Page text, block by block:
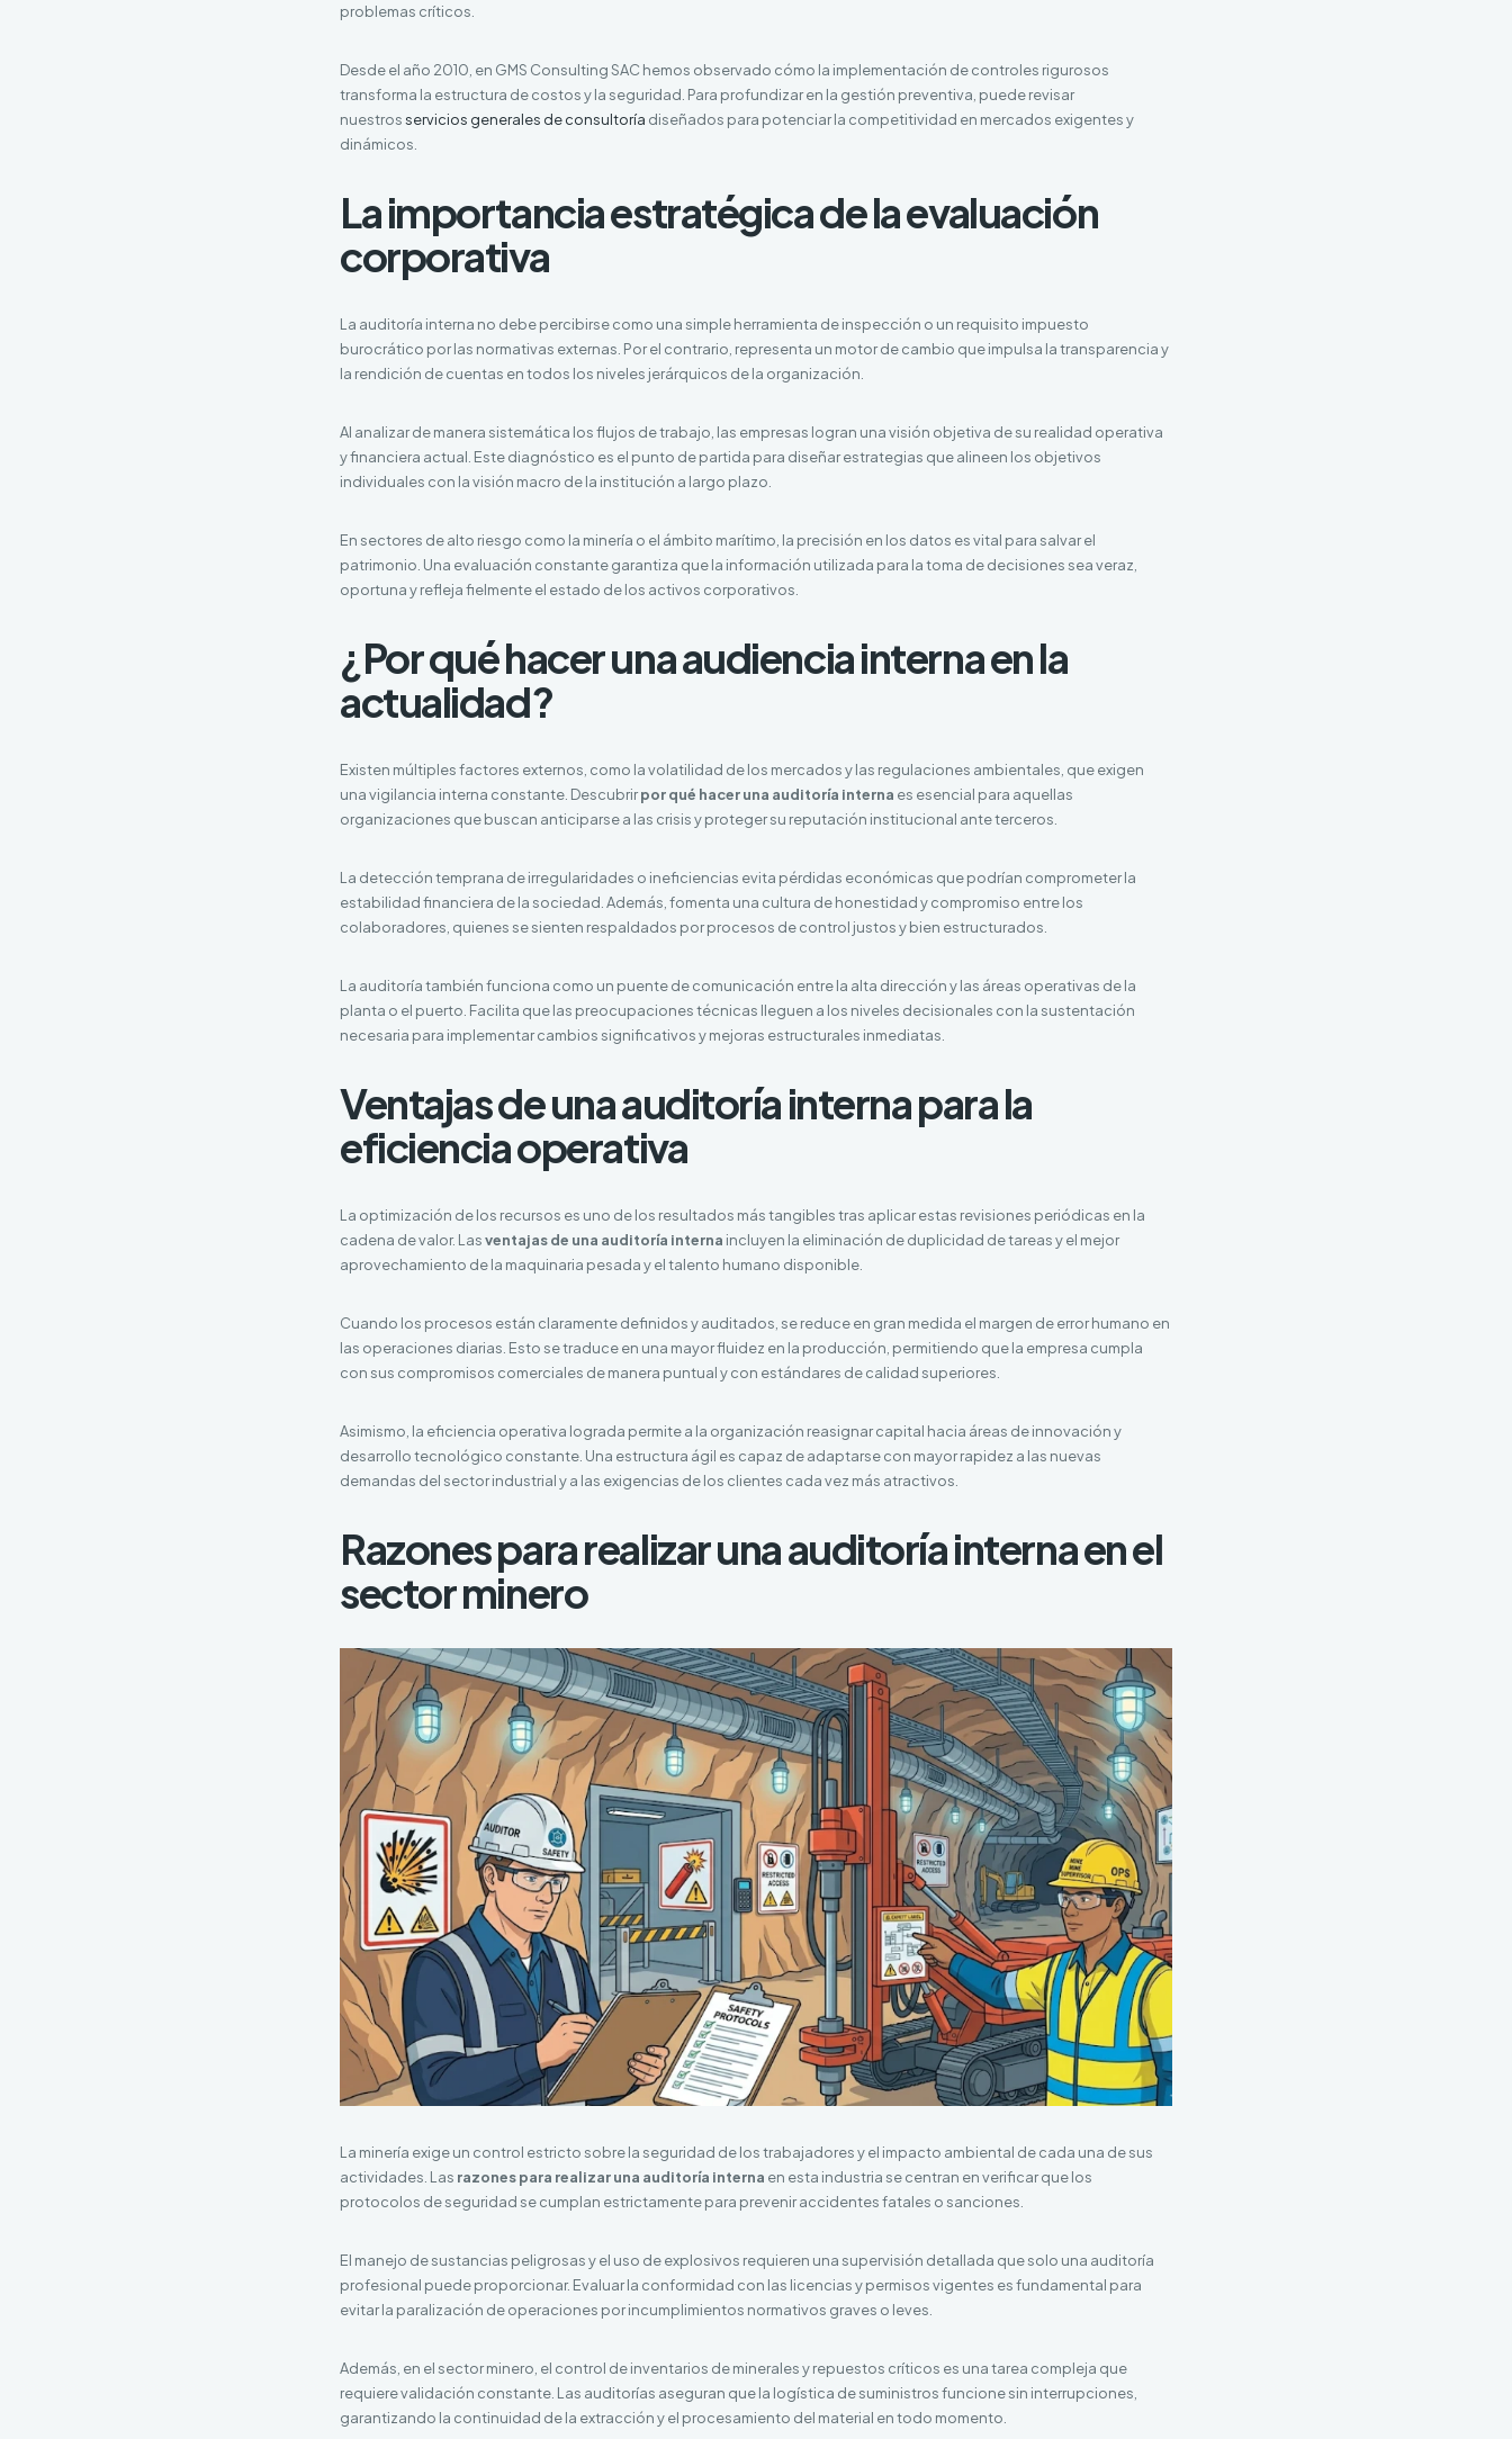
problemas críticos.
Desde el año 2010, en GMS Consulting SAC hemos observado cómo la implementación de controles rigurosos
transforma la estructura de costos y la seguridad. Para profundizar en la gestión preventiva, puede revisar
nuestrosservicios generales de consultoría diseñados para potenciar la competitividad en mercados exigentes y
dinámicos.
La importancia estratégica de la evaluación
corporativa
La auditoría interna no debe percibirse como una simple herramienta de inspección o un requisito impuesto
burocrático por las normativas externas. Por el contrario, representa un motor de cambio que impulsa la transparencia y
la rendición de cuentas en todos los niveles jerárquicos de la organización.
Al analizar de manera sistemática los flujos de trabajo, las empresas logran una visión objetiva de su realidad operativa
y financiera actual. Este diagnóstico es el punto de partida para diseñar estrategias que alineen los objetivos
individuales con la visión macro de la institución a largo plazo.
En sectores de alto riesgo como la minería o el ámbito marítimo, la precisión en los datos es vital para salvar el
patrimonio. Una evaluación constante garantiza que la información utilizada para la toma de decisiones sea veraz,
oportuna y refleja fielmente el estado de los activos corporativos.
¿Por qué hacer una audiencia interna en la
actualidad?
Existen múltiples factores externos, como la volatilidad de los mercados y las regulaciones ambientales, que exigen
una vigilancia interna constante. Descubrirpor qué hacer una auditoría interna es esencial para aquellas
organizaciones que buscan anticiparse a las crisis y proteger su reputación institucional ante terceros.
La detección temprana de irregularidades o ineficiencias evita pérdidas económicas que podrían comprometer la
estabilidad financiera de la sociedad. Además, fomenta una cultura de honestidad y compromiso entre los
colaboradores, quienes se sienten respaldados por procesos de control justos y bien estructurados.
La auditoría también funciona como un puente de comunicación entre la alta dirección y las áreas operativas de la
planta o el puerto. Facilita que las preocupaciones técnicas lleguen a los niveles decisionales con la sustentación
necesaria para implementar cambios significativos y mejoras estructurales inmediatas.
Ventajas de una auditoría interna para la
eficiencia operativa
La optimización de los recursos es uno de los resultados más tangibles tras aplicar estas revisiones periódicas en la
cadena de valor. Lasventajas de una auditoría interna incluyen la eliminación de duplicidad de tareas y el mejor
aprovechamiento de la maquinaria pesada y el talento humano disponible.
Cuando los procesos están claramente definidos y auditados, se reduce en gran medida el margen de error humano en
las operaciones diarias. Esto se traduce en una mayor fluidez en la producción, permitiendo que la empresa cumpla
con sus compromisos comerciales de manera puntual y con estándares de calidad superiores.
Asimismo, la eficiencia operativa lograda permite a la organización reasignar capital hacia áreas de innovación y
desarrollo tecnológico constante. Una estructura ágil es capaz de adaptarse con mayor rapidez a las nuevas
demandas del sector industrial y a las exigencias de los clientes cada vez más atractivos.
Razones para realizar una auditoría interna en el
sector minero
La minería exige un control estricto sobre la seguridad de los trabajadores y el impacto ambiental de cada una de sus
actividades. Las razones para realizar una auditoría interna en esta industria se centran en verificar que los
protocolos de seguridad se cumplan estrictamente para prevenir accidentes fatales o sanciones.
El manejo de sustancias peligrosas y el uso de explosivos requieren una supervisión detallada que solo una auditoría
profesional puede proporcionar. Evaluar la conformidad con las licencias y permisos vigentes es fundamental para
evitar la paralización de operaciones por incumplimientos normativos graves o leves.
Además, en el sector minero, el control de inventarios de minerales y repuestos críticos es una tarea compleja que
requiere validación constante. Las auditorías aseguran que la logística de suministros funcione sin interrupciones,
garantizando la continuidad de la extracción y el procesamiento del material en todo momento.